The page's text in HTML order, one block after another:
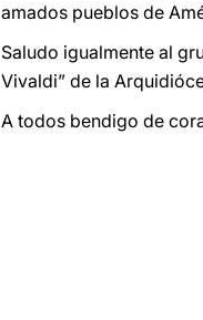
amados pueblos de
Saludo igualmente al
Vivaldi” de la
A todos bendigo de